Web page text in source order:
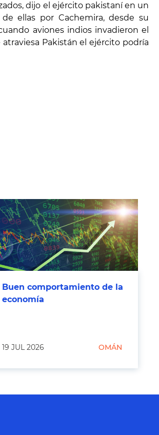
dijo el ejército pakistaní en un
ellas por Cachemira, desde su
aviones indios invadieron el
Pakistán el ejército podría
Buen comportamiento de la
economía
19 JUL 2026 OMÁN